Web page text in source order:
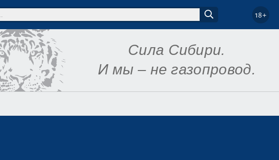
18+
Сила Сибири.
И мы – не газопровод.